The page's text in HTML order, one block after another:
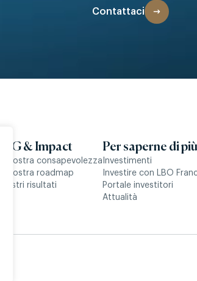
Contattaci
ESG & Impact
La nostra consapevolezza
La nostra roadmap
I nostri risultati
Per saperne di più
Investimenti
Investire con LBO
Portale investitori
Attualità